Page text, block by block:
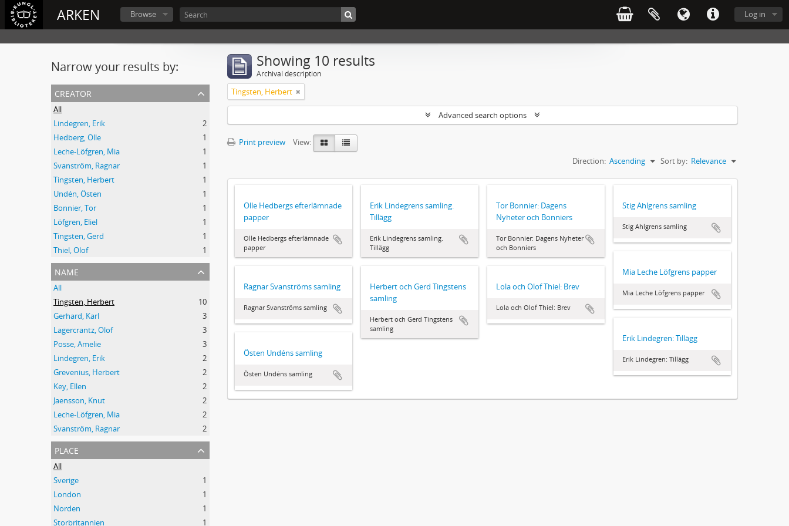
ARKEN Log in
Browse
Narrow your results by:
creator
All
Lindegren, Erik
2
Hedberg, Olle
1
Leche-Löfgren, Mia
1
Svanström, Ragnar
1
Tingsten, Herbert
1
Undén, Östen
1
Bonnier, Tor
1
Löfgren, Eliel
1
Tingsten, Gerd
1
Thiel, Olof
1
name
All
Tingsten, Herbert
10
Gerhard, Karl
3
Lagercrantz, Olof
3
Posse, Amelie
3
Lindegren, Erik
2
Grevenius, Herbert
2
Key, Ellen
2
Jaensson, Knut
2
Leche-Löfgren, Mia
2
Svanström, Ragnar
2
place
All
Sverige
1
London
1
Norden
1
Storbritannien
1
Showing 10 results
Archival description
Tingsten, Herbert
Advanced search options
Print preview
View:
Sort by: Relevance
Direction: Ascending
Olle Hedbergs efterlämnade
papper
Olle Hedbergs efterlämnade
papper
Erik Lindegrens samling.
Tillägg
Erik Lindegrens samling.
Tillägg
Tor Bonnier: Dagens
Nyheter och Bonniers
Tor Bonnier: Dagens Nyheter
och Bonniers
Stig Ahlgrens samling
Stig Ahlgrens samling
Mia Leche Löfgrens papper
Mia Leche Löfgrens papper
Ragnar Svanströms samling
Ragnar Svanströms samling
Herbert och Gerd Tingstens
samling
Herbert och Gerd Tingstens
samling
Lola och Olof Thiel: Brev
Lola och Olof Thiel: Brev
Erik Lindegren: Tillägg
Erik Lindegren: Tillägg
Östen Undéns samling
Östen Undéns samling